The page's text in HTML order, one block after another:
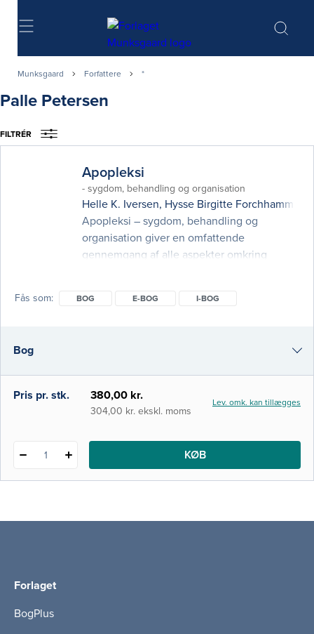
Søg
Munksgaard Forfattere *
Palle Petersen
FILTRÉR
Apopleksi
- sygdom, behandling og organisation
Helle K. Iversen, Hysse Birgitte Forchhammer
Apopleksi – sygdom, behandling og
organisation giver en omfattende
gennemgang af alle aspekter omkring
behandling og rehabilitering beskrives af
sig til tværfagligt personale, der vil speciali
Fås som BOG E-BOG I-BOG
Bog
e-bog
Pris pr. stk. 380,00 kr.
304,00 kr. ekskl. moms
Lev. omk. kan tillægges
1 KØB
Forlaget
BogPlus